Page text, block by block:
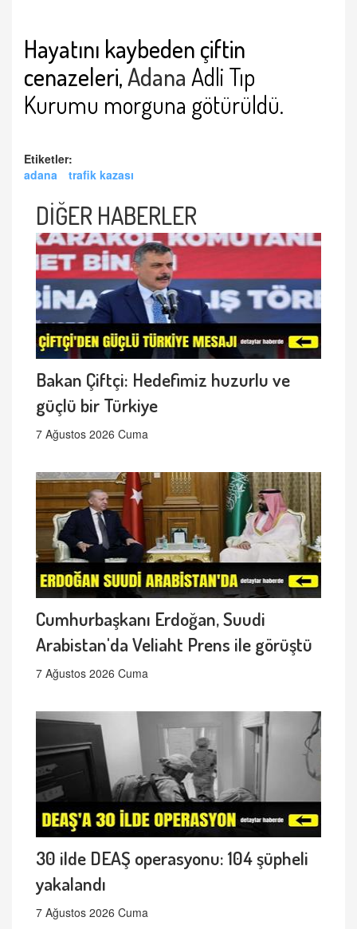
Hayatını kaybeden çiftin
cenazeleri,Adana Adli Tıp
Kurumu morguna götürüldü.
Etiketler:
adana
trafik kazası
DİĞER HABERLER
Bakan Çiftçi: Hedefimiz huzurlu ve
güçlü bir Türkiye
7 Ağustos 2026 Cuma
Cumhurbaşkanı Erdoğan, Suudi
Arabistan'da Veliaht Prens ile görüştü
7 Ağustos 2026 Cuma
30 ilde DEAŞ operasyonu: 104 şüpheli
yakalandı
7 Ağustos 2026 Cuma